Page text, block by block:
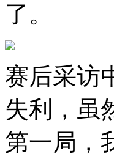
了。
赛后采访
失利，虽
第一局，